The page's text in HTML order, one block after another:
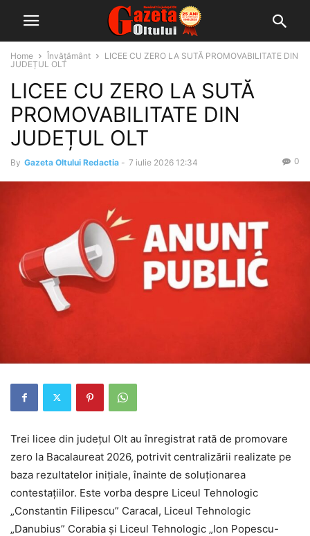
Home Învățământ
LICEE CU ZERO LA SUTĂ PROMOVABILITATE DIN
JUDEȚUL OLT
LICEE CU ZERO LA SUTĂ
PROMOVABILITATE DIN
JUDEȚUL OLT
By Gazeta Oltului Redactia - 7 iulie 2026 12:34 0
Trei licee din județul Olt au înregistrat rată de promovare
zero la Bacalaureat 2026, potrivit centralizării realizate pe
baza rezultatelor inițiale, înainte de soluționarea
contestațiilor. Este vorba despre Liceul Tehnologic
„Constantin Filipescu” Caracal, Liceul Tehnologic
„Danubius” Corabia și Liceul Tehnologic „Ion Popescu-